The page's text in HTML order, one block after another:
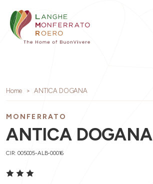
Home ANTICA DOGANA
MONFERRATO
ANTICA DOGANA
CIR: 005005-ALB-00016